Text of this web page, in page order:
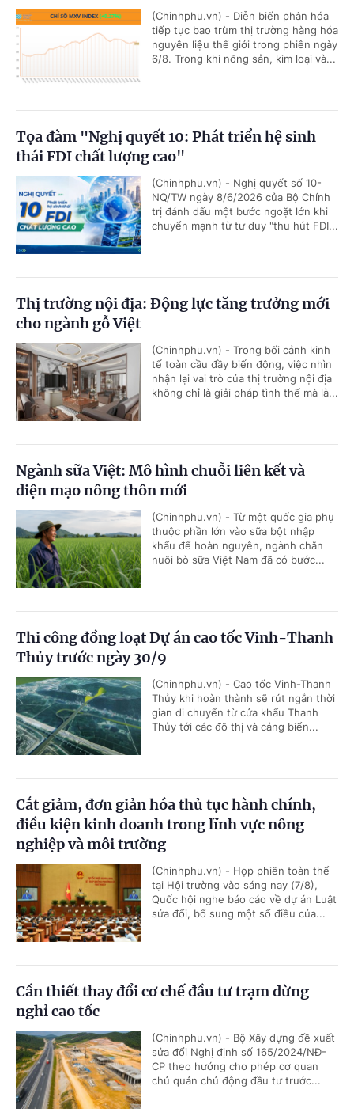
(Chinhphu.vn) - Diễn biến phân hóa
tiếp tục bao trùm thị trường hàng hóa
nguyên liệu thế giới trong phiên ngày
6/8. Trong khi nông sản, kim loại và...
Tọa đàm "Nghị quyết 10: Phát triển hệ sinh
thái FDI chất lượng cao"
(Chinhphu.vn) - Nghị quyết số 10-
NQ/TW ngày 8/6/2026 của Bộ Chính
trị đánh dấu một bước ngoặt lớn khi
chuyển mạnh từ tư duy "thu hút FDI...
Thị trường nội địa: Động lực tăng trưởng mới
cho ngành gỗ Việt
(Chinhphu.vn) - Trong bối cảnh kinh
tế toàn cầu đầy biến động, việc nhìn
nhận lại vai trò của thị trường nội địa
không chỉ là giải pháp tình thế mà là...
Ngành sữa Việt: Mô hình chuỗi liên kết và
diện mạo nông thôn mới
(Chinhphu.vn) - Từ một quốc gia phụ
thuộc phần lớn vào sữa bột nhập
khẩu để hoàn nguyên, ngành chăn
nuôi bò sữa Việt Nam đã có bước...
Thi công đồng loạt Dự án cao tốc Vinh-Thanh
Thủy trước ngày 30/9
(Chinhphu.vn) - Cao tốc Vinh-Thanh
Thủy khi hoàn thành sẽ rút ngắn thời
gian di chuyển từ cửa khẩu Thanh
Thủy tới các đô thị và cảng biển...
Cắt giảm, đơn giản hóa thủ tục hành chính,
điều kiện kinh doanh trong lĩnh vực nông
nghiệp và môi trường
(Chinhphu.vn) - Họp phiên toàn thể
tại Hội trường vào sáng nay (7/8),
Quốc hội nghe báo cáo về dự án Luật
sửa đổi, bổ sung một số điều của...
Cần thiết thay đổi cơ chế đầu tư trạm dừng
nghỉ cao tốc
(Chinhphu.vn) - Bộ Xây dựng đề xuất
sửa đổi Nghị định số 165/2024/NĐ-
CP theo hướng cho phép cơ quan
chủ quản chủ động đầu tư trước...